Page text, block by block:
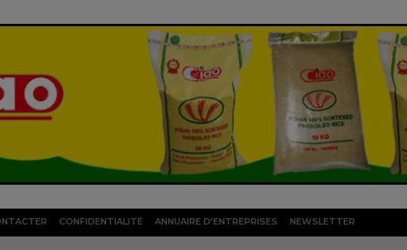
CONFIDENTIALITÉ ANNUAIRE D’ENTREPRISES NEWSLETTER